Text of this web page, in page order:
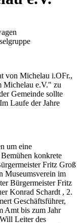
von Michelau i.OFr.,
Michelau e.V." zu
Gemeinde sollte
Laufe der Jahre
um eine
konkrete
Fritz Groß
Museumsverein im
Bürgermeister Fritz
Konrad Schardt , 2.
Geschäftsführer,
Amt bis zum Jahr
Leiter des